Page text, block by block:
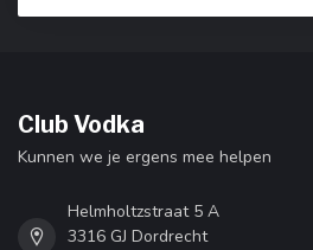
Club Vodka
Kunnen we je ergens mee helpen
Helmholtzstraat 5 A
3316 GJ Dordrecht